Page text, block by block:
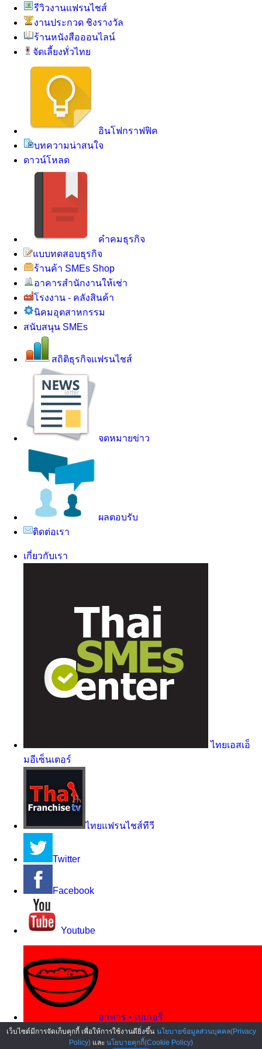
เว็บไซต์มีการจัดเก็บคุกกี้ เพื่อให้การใช้งานดียิ่งขึ้น นโยบายข้อมูลส่วนบุคคล(Privacy
Policy) และ นโยบายคุกกี้(Cookie Policy)
รีวิวงานแฟรนไชส์
งานประกวด ชิงรางวัล
ร้านหนังสือออนไลน์
จัดเลี้ยงทั่วไทย
อินโฟกราฟฟิค
บทความน่าสนใจ
ดาวน์โหลด
คำคมธุรกิจ
แบบทดสอบธุรกิจ
ร้านค้า SMEs Shop
อาคารสำนักงานให้เช่า
โรงงาน - คลังสินค้า
นิคมอุตสาหกรรม
สนับสนุน SMEs
สถิติธุรกิจแฟรนไชส์
จดหมายข่าว
ผลตอบรับ
ติดต่อเรา
เกี่ยวกับเรา
ไทยเอสเอ็
มอีเซ็นเตอร์
ไทยแฟรนไชส์ทีวี
Twitter
Facebook
Youtube
อาหาร • เบเกอรี่